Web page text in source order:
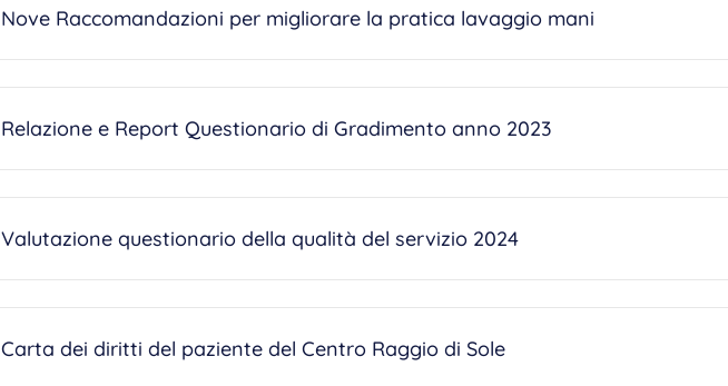
Nove Raccomandazioni per migliorare la pratica lavaggio mani
Relazione e Report Questionario di Gradimento anno 2023
Valutazione questionario della qualità del servizio 2024
Carta dei diritti del paziente del Centro Raggio di Sole